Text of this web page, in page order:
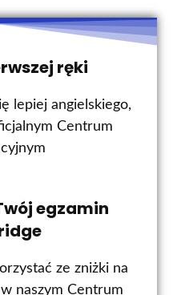
ręki
lepiej angielskiego,
Centrum
egzamin
ze zniżki na
naszym Centrum